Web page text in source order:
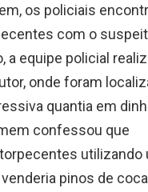
os policiais
com o
a equipe policial
onde foram
quantia em
confessou que
utilizando
pinos de